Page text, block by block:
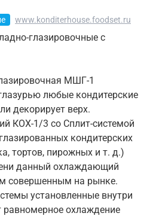
www.konditerhouse.foodset.ru
глазировочные с
МШГ-1
любые кондитерские
декорирует верх.
КОХ-1/3 со Сплит-системой
кондитерских
тортов, пирожных и т. д.)
данный охлаждающий
совершенным на рынке.
установленные внутри
равномерное охлаждение